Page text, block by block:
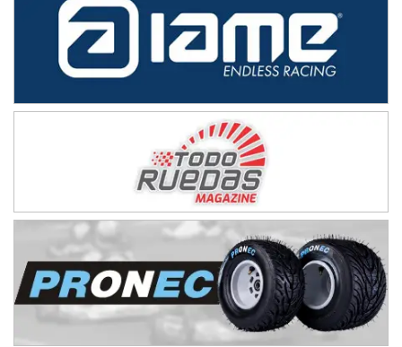
NORESTE SANTAFESINO - F6
Ciudad de Avellaneda (Asfalto)
Avellaneda (Santa Fe)
José Samuel Sánchez (Tierra)